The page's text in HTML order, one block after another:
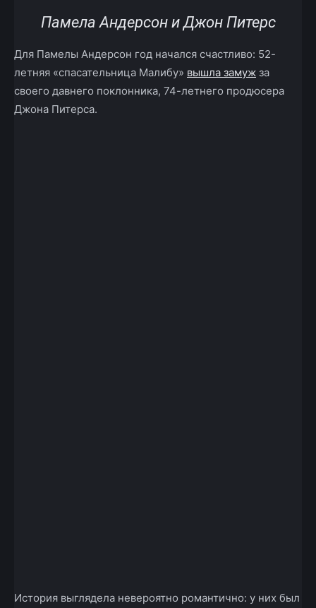
Памела Андерсон и Джон Питерс
Для Памелы Андерсон год начался счастливо: 52-
летняя «спасательница Малибу» вышла замуж за
своего давнего поклонника, 74-летнего продюсера
Джона Питерса.
История выглядела невероятно романтично: у них был